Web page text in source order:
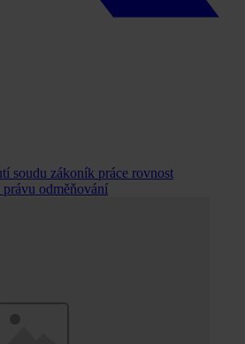
soudu zákoník práce rovnost
odměňování